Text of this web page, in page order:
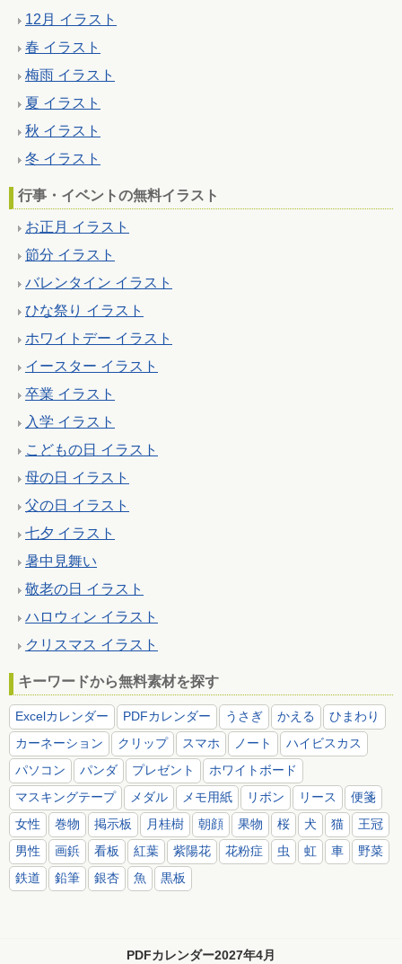
12月 イラスト
春 イラスト
梅雨 イラスト
夏 イラスト
秋 イラスト
冬 イラスト
行事・イベントの無料イラスト
お正月 イラスト
節分 イラスト
バレンタイン イラスト
ひな祭り イラスト
ホワイトデー イラスト
イースター イラスト
卒業 イラスト
入学 イラスト
こどもの日 イラスト
母の日 イラスト
父の日 イラスト
七夕 イラスト
暑中見舞い
敬老の日 イラスト
ハロウィン イラスト
クリスマス イラスト
キーワードから無料素材を探す
Excelカレンダー PDFカレンダー うさぎ かえる
ひまわり
カーネーション
クリップ スマホ ノート
ハイビスカス
パソコン
パンダ プレゼント
ホワイトボード
マスキングテープ
メダル メモ用紙 リボン リース
便箋
女性
巻物 掲示板 月桂樹 朝顔 果物 桜 犬 猫
王冠
男性
画鋲 看板 紅葉 紫陽花 花粉症 虫 虹 車
野菜
鉄道
鉛筆 銀杏 魚 黒板
PDFカレンダー2027年4月